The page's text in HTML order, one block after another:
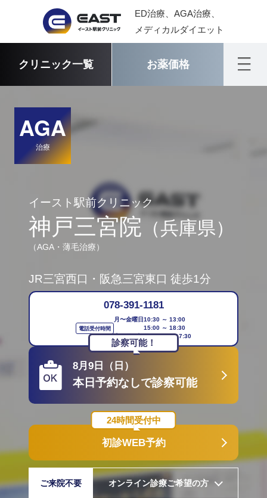
ED治療、AGA治療、
メディカルダイエット
クリニック一覧 お薬価格
AGA
治療
イースト駅前クリニック
神戸三宮院 （兵庫県）
（AGA・薄毛治療）
JR三宮西口・阪急三宮東口 徒歩1分
078-391-1181
電話受付時間
月〜金曜日10:30 ～ 13:00
15:00 ～ 18:30
土・日・祝日10:30 ～ 17:30
診察可能！
8月9日（日）
本日予約なしで診察可能
24時間受付中
初診WEB予約
ご来院不要 オンライン診療ご希望の方